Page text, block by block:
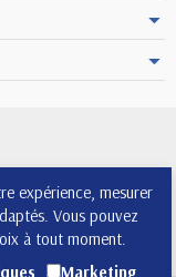
expérience, mesurer
Vous pouvez
à tout moment.
Marketing
du site.
4.8